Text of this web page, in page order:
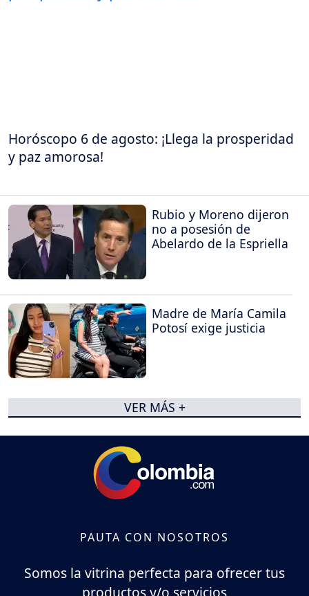
Horóscopo 6 de agosto: ¡Llega la prosperidad
y paz amorosa!
Rubio y Moreno dijeron
no a posesión de
Abelardo de la Espriella
Madre de María Camila
Potosí exige justicia
VER MÁS +
PAUTA CON NOSOTROS
Somos la vitrina perfecta para ofrecer tus
productos y/o servicios